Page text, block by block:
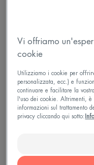
Età
Fototipo
Tutti i fototipi da I a
Pelle sensibile
Vi offriamo
cookie
Utilizziamo i cookie per
personalizzata, ecc.) e
continuare e facilitare la
l'uso dei cookie. Altrimenti,
informazioni sul trattamento
privacy cliccando qui sotto: